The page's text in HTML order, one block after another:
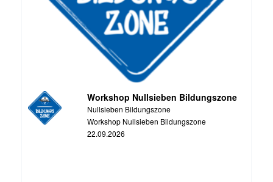
Workshop Nullsieben Bildungszone
Nullsieben Bildungszone
Workshop Nullsieben Bildungszone
22.09.2026